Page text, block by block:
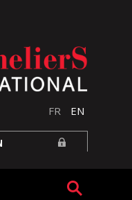
FR EN